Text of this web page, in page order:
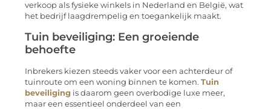
verkoop als fysieke winkels in Nederland en België, wat
het bedrijf laagdrempelig en toegankelijk maakt.
Tuin beveiliging: Een groeiende
behoefte
Inbrekers kiezen steeds vaker voor een achterdeur of
tuinroute om een woning binnen te komen. Tuin
beveiliging is daarom geen overbodige luxe meer,
maar een essentieel onderdeel van een